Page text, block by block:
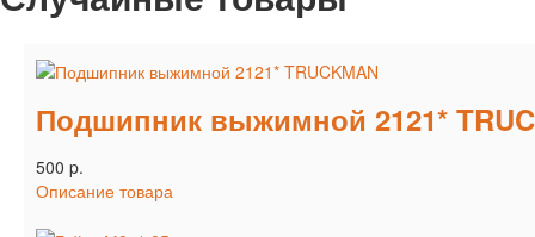
Подшипник выжимной 2121*
500 p.
Описание товара